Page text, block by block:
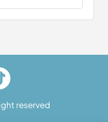
reserved